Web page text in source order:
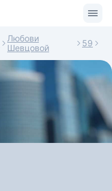
Любови
Шевцовой
59